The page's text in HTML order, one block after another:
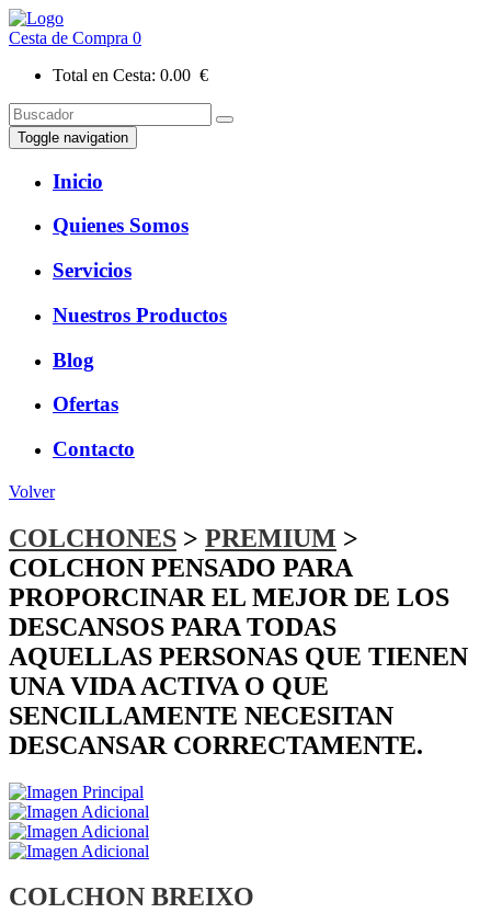
Cesta de Compra 0
Total en Cesta: 0.00 €
Toggle navigation
Inicio
Quienes Somos
Servicios
Nuestros Productos
Blog
Ofertas
Contacto
Volver
COLCHONES > PREMIUM >
COLCHON PENSADO PARA
PROPORCINAR EL MEJOR DE LOS
DESCANSOS PARA TODAS
AQUELLAS PERSONAS QUE TIENEN
UNA VIDA ACTIVA O QUE
SENCILLAMENTE NECESITAN
DESCANSAR CORRECTAMENTE.
COLCHON BREIXO